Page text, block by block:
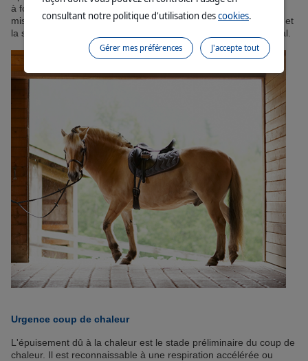
à fond et rafraîchis. Un cheval en sueur ne devrait jamais être
mis au pré. L'odeur de la sueur attire les mouches et les taons et
la sueur séchée sur la peau est très désagréable pour le cheval.
Urgence coup de chaleur
L'épuisement dû à la chaleur est le stade préliminaire du coup de
chaleur. Il est reconnaissable à une respiration accélérée ou
consultant notre politique d'utilisation descookies.
J'accepte tout
Gérer mes préférences